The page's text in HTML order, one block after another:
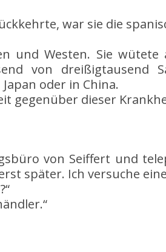
war sie die
und Westen. Sie
von
oder in China.
gegenüber dieser
von Seiffert und
später. Ich versuche